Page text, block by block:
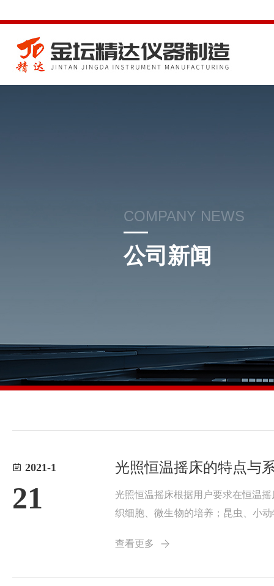
COMPANY NEWS
公司新闻
2021-1
21
光照恒温摇床的特点与
光照恒温摇床根据用户要求在恒温
织细胞、微生物的培养；昆虫、小
系统设置紊乱的问...
查看更多